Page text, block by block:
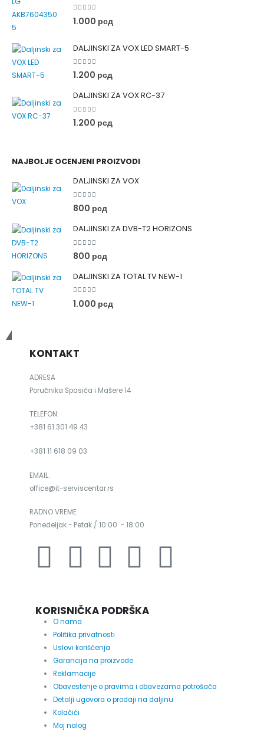
0 out of 5
1.000 рсд
DALJINSKI ZA VOX LED SMART-5
0 out of 5
1.200 рсд
DALJINSKI ZA VOX RC-37
0 out of 5
1.200 рсд
NAJBOLJE OCENJENI PROIZVODI
DALJINSKI ZA VOX
0out of 5
800 рсд
DALJINSKI ZA DVB-T2 HORIZONS
0out of 5
800 рсд
DALJINSKI ZA TOTAL TV NEW-1
0 out of 5
1.000 рсд
KONTAKT
ADRESA
Poručnika Spasića i Mašere 14
TELEFON:
+381 61 301 49 43
+381 11 618 09 03
EMAIL:
office@it-serviscentar.rs
RADNO VREME
Ponedeljak - Petak / 10:00 - 18:00
KORISNIČKA PODRŠKA
O nama
Politika privatnosti
Uslovi korišćenja
Garancija na proizvode
Reklamacije
Obavestenje o pravima i obavezama potrošača
Detalji ugovora o prodaji na daljinu
Kolačići
Moj nalog